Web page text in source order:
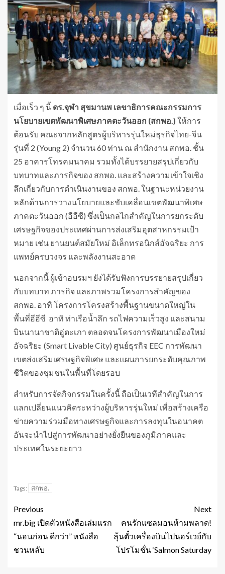
เมื่อเร็ว ๆ นี้ ดร.จุฬา สุขมานพ เลขาธิการคณะกรรมการ
นโยบายเขตพัฒนาพิเศษภาคตะวันออก (สกพอ.) ให้การ
ต้อนรับ คณะจากหลักสูตรผู้บริหารรุ่นใหม่ธุรกิจไทย-จีน
รุ่นที่ 2 (Young 2) จำนวน 60 ท่าน ณ สำนักงาน สกพอ. ชั้น
25 อาคารโทรคมนาคม รวมทั้งได้บรรยายสรุปเกี่ยวกับ
บทบาทและภารกิจของ สกพอ. และสร้างความเข้าใจเชิง
ลึกเกี่ยวกับการดำเนินงานของ สกพอ. ในฐานะหน่วยงาน
หลักด้านการวางนโยบายและขับเคลื่อนเขตพัฒนาพิเศษ
ภาคตะวันออก (อีอีซี) ซึ่งเป็นกลไกสำคัญในการยกระดับ
เศรษฐกิจของประเทศผ่านการส่งเสริมอุตสาหกรรมเป้า
หมาย เช่น ยานยนต์สมัยใหม่ อิเล็กทรอนิกส์อัจฉริยะ การ
แพทย์ครบวงจร และพลังงานสะอาด
นอกจากนี้ ผู้เข้าอบรมฯ ยังได้รับฟังการบรรยายสรุปเกี่ยว
กับบทบาท ภารกิจ และภาพรวมโครงการสำคัญของ
สกพอ. อาทิ โครงการโครงสร้างพื้นฐานขนาดใหญ่ใน
พื้นที่อีอีซี อาทิ ท่าเรือน้ำลึก รถไฟความเร็วสูง และสนาม
บินนานาชาติอู่ตะเภา ตลอดจนโครงการพัฒนาเมืองใหม่
อัจฉริยะ (Smart Livable City) ศูนย์ธุรกิจ EEC การพัฒนา
เขตส่งเสริมเศรษฐกิจพิเศษ และแผนการยกระดับคุณภาพ
ชีวิตของชุมชนในพื้นที่โดยรอบ
สำหรับการจัดกิจกรรมในครั้งนี้ ถือเป็นเวทีสำคัญในการ
แลกเปลี่ยนแนวคิดระหว่างผู้บริหารรุ่นใหม่ เพื่อสร้างเครือ
ข่ายความร่วมมือทางเศรษฐกิจและการลงทุนในอนาคต
อันจะนำไปสู่การพัฒนาอย่างยั่งยืนของภูมิภาคและ
ประเทศในระยะยาว
Tags: สกพอ.
Previous
mr.big เปิดตัวหนังสือเล่มแรก
“นอนก่อน ดีกว่า” หนังสือ
ชวนหลับ
Next
คนรักแซลมอนห้ามพลาด!
ลุ้นตั๋วเครื่องบินไปนอร์เวย์กับ
โปรโมชั่น ‘Salmon Saturday